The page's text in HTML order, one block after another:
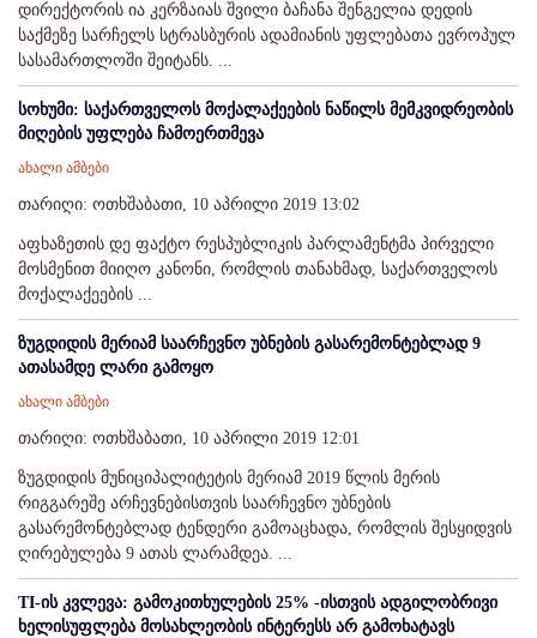
დირექტორის ია კერზაიას შვილი ბაჩანა შენგელია დედის
საქმეზე სარჩელს სტრასბურის ადამიანის უფლებათა ევროპულ
სასამართლოში შეიტანს. ...
სოხუმი: საქართველოს მოქალაქეების ნაწილს მემკვიდრეობის
მიღების უფლება ჩამოერთმევა
ახალი ამბები
თარიღი: ოთხშაბათი, 10 აპრილი 2019 13:02
აფხაზეთის დე ფაქტო რესპუბლიკის პარლამენტმა პირველი
მოსმენით მიიღო კანონი, რომლის თანახმად, საქართველოს
მოქალაქეების ...
ზუგდიდის მერიამ საარჩევნო უბნების გასარემონტებლად 9
ათასამდე ლარი გამოყო
ახალი ამბები
თარიღი: ოთხშაბათი, 10 აპრილი 2019 12:01
ზუგდიდის მუნიციპალიტეტის მერიამ 2019 წლის მერის
რიგგარეშე არჩევნებისთვის საარჩევნო უბნების
გასარემონტებლად ტენდერი გამოაცხადა, რომლის შესყიდვის
ღირებულება 9 ათას ლარამდეა. ...
TI-ის კვლევა: გამოკითხულების 25% -ისთვის ადგილობრივი
ხელისუფლება მოსახლეობის ინტერესს არ გამოხატავს